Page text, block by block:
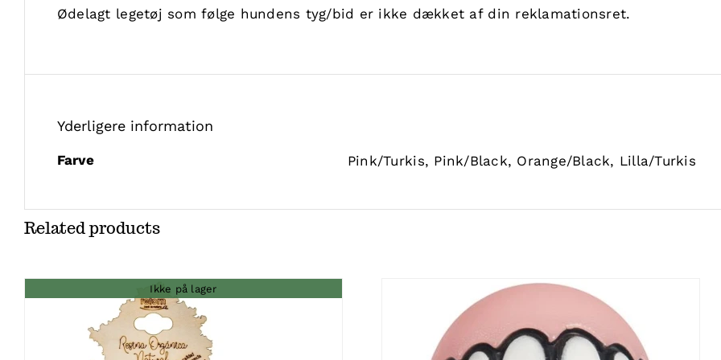
Ødelagt legetøj som følge hundens tyg/bid er ikke dækket af din reklamationsret.
Yderligere information
Farve Pink/Turkis, Pink/Black, Orange/Black, Lilla/Turkis
Related products
Ikke på lager
DETALJER TILFØJ TIL KURV DETALJER